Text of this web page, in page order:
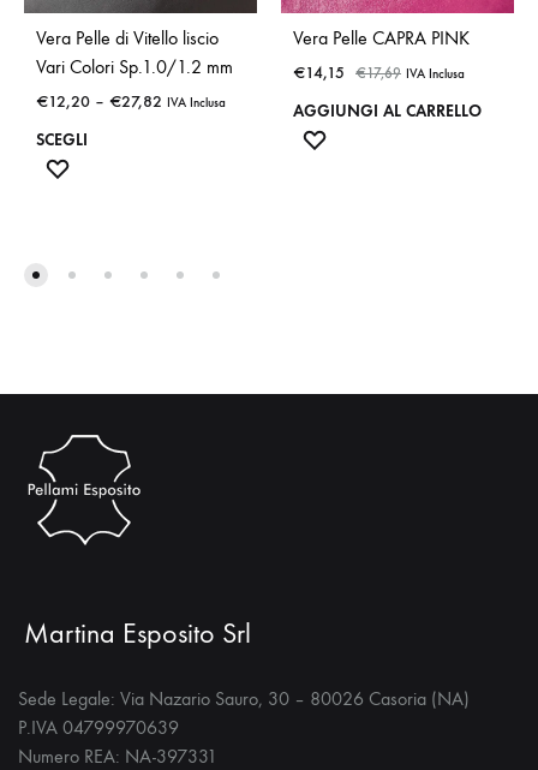
Vera Pelle di Vitello liscio
Vari Colori Sp.1.0/1.2 mm
€12,20 – €27,82 IVA Inclusa
SCEGLI
Questo
più
essere
scelte
nella
pagina
Vera Pelle CAPRA PINK
€14,15 €17,69 IVA Inclusa
AGGIUNGI AL CARRELLO
Martina Esposito Srl
Sede Legale: Via Nazario Sauro, 30 – 80026 Casoria (NA)
P.IVA 04799970639
Numero REA: NA-397331